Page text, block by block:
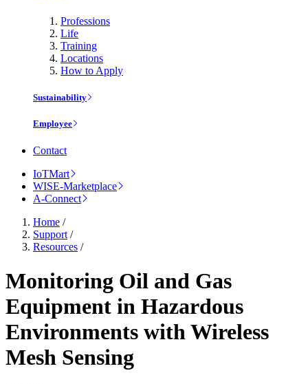
Professions
Life
Training
Locations
How to Apply
Sustainability
Employee
Contact
IoTMart
WISE-Marketplace
A-Connect
Home /
Support /
Resources /
Monitoring Oil and Gas
Equipment in Hazardous
Environments with Wireless
Mesh Sensing